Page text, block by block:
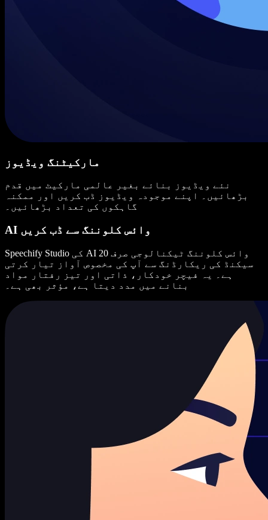
مارکیٹنگ ویڈیوز
نئے ویڈیوز بنائے بغیر عالمی مارکیٹ میں قدم
بڑھائیں۔ اپنے موجودہ ویڈیوز ڈب کریں اور ممکنہ
گاہکوں کی تعداد بڑھائیں۔
AI وائس کلوننگ سے ڈب کریں
Speechify Studio کی AI وائس کلوننگ ٹیکنالوجی صرف 20
سیکنڈ کی ریکارڈنگ سے آپ کی مخصوص آواز تیار کرتی
ہے۔ یہ فیچر خودکار، ذاتی اور تیز رفتار مواد
بنانے میں مدد دیتا ہے، مؤثر بھی ہے۔